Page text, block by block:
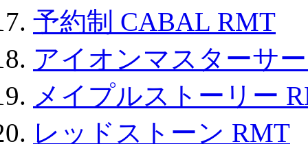
予約制 CABAL RMT
アイオンマスターサ
メイプルストーリー
レッドストーン RMT